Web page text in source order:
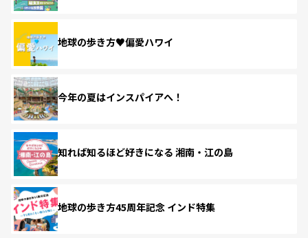
地球の歩き方♥偏愛ハワイ
今年の夏はインスパイアへ！
知れば知るほど好きになる 湘南・江の島
地球の歩き方45周年記念 インド特集